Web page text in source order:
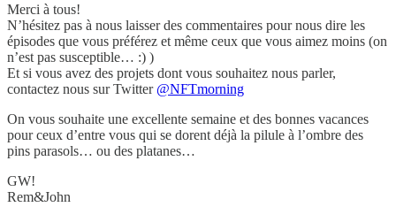
Merci à tous!
N’hésitez pas à nous laisser des commentaires pour nous dire les
épisodes que vous préférez et même ceux que vous aimez moins (on
n’est pas susceptible… :) )
Et si vous avez des projets dont vous souhaitez nous parler,
contactez nous sur Twitter @NFTmorning
On vous souhaite une excellente semaine et des bonnes vacances
pour ceux d’entre vous qui se dorent déjà la pilule à l’ombre des
pins parasols… ou des platanes…
GW!
Rem&John